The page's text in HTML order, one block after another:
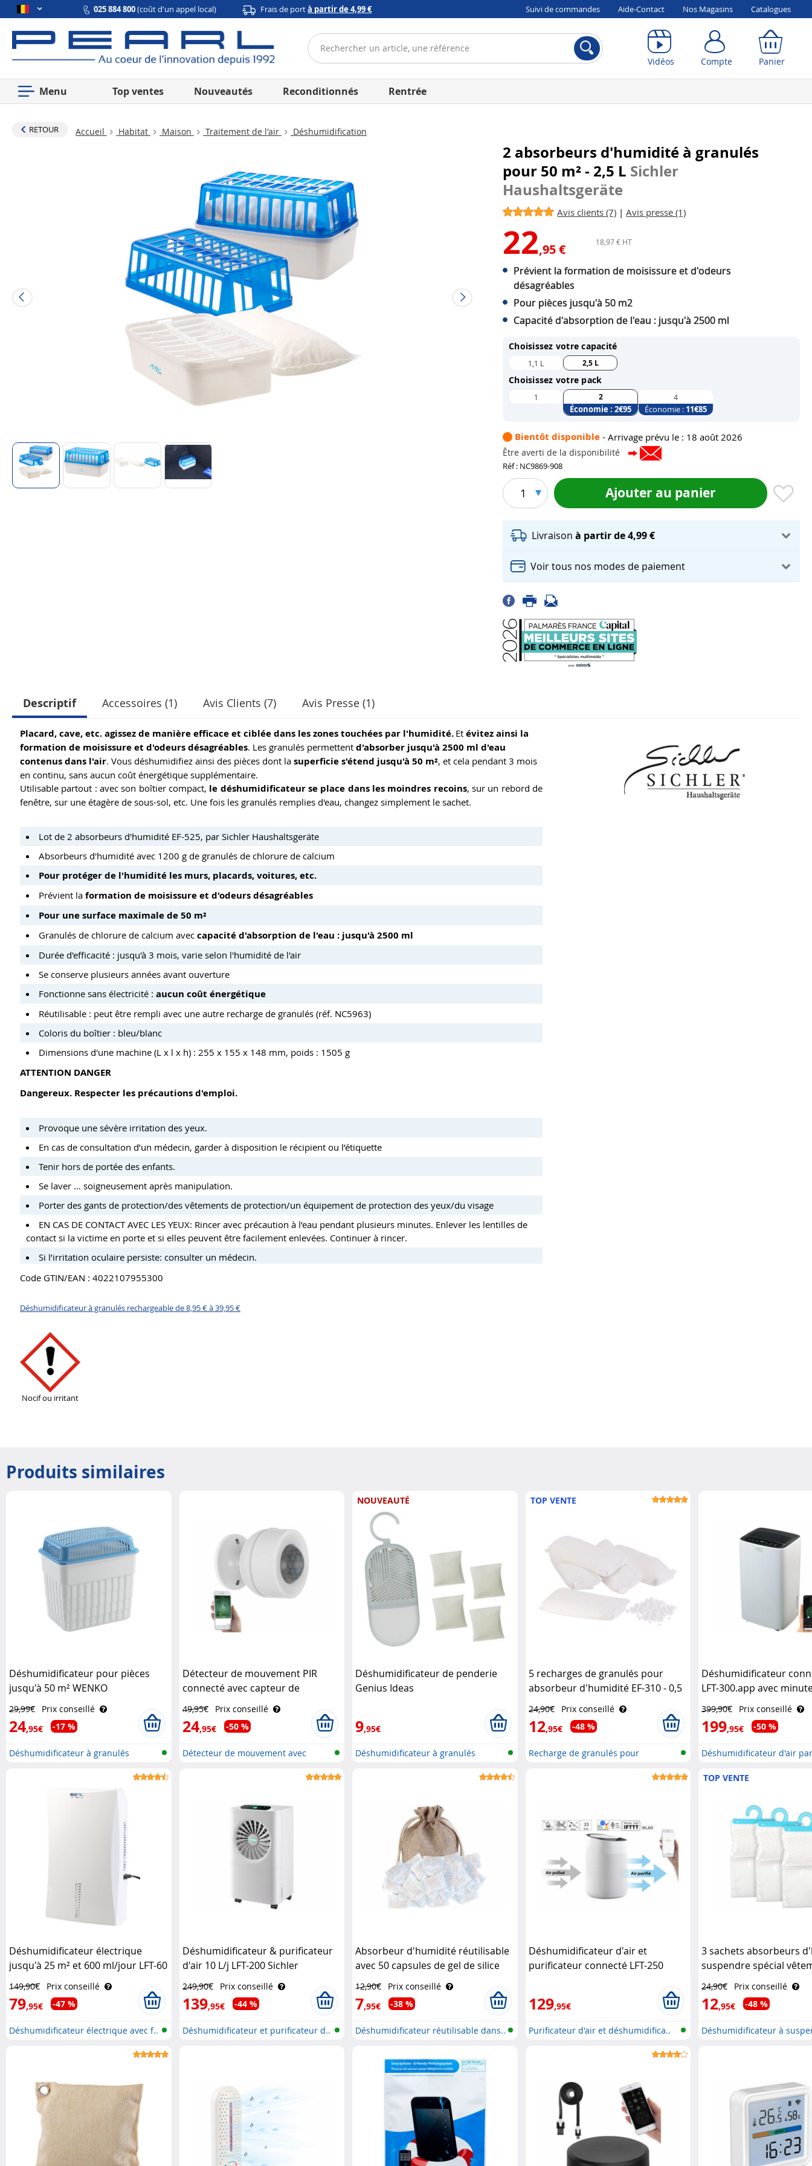
025 884 800(coût d'un appel local) Frais de portà partir de 4,99 € Suivi de commandes Aide-Contact Nos Magasins Catalogues
Vidéos Compte Panier
Menu Top ventes Nouveautés Reconditionnés Rentrée
RETOUR Accueil Habitat Maison Traitement de l'air Déshumidification
2 absorbeurs d'humidité à granulés
pour 50 m² - 2,5 L Sichler
Haushaltsgeräte
Avis clients (7) |Avis presse (1)
22,95 € 18,97 € HT
Prévient la formation de moisissure et d'odeurs
désagréables
Pour pièces jusqu'à 50 m2
Capacité d'absorption de l'eau : jusqu'à 2500 ml
Choisissez votre capacité
1,1 L 2,5 L
Choisissez votre pack
1 2
Économie : 2€95
4
Économie : 11€85
Bientôt disponible - Arrivage prévu le : 18 août 2026
Être averti de la disponibilité
Réf : NC9869-908
1 Ajouter au panier
Livraisonà partir de 4,99 €
Voir tous nos modes de paiement
Descriptif Accessoires (1) Avis Clients (7) Avis Presse (1)
Placard, cave, etc. agissez de manière efficace et ciblée dans les zones touchées par l'humidité. Et évitez ainsi la
formation de moisissure et d'odeurs désagréables. Les granulés permettent d'absorber jusqu'à 2500 ml d'eau
contenus dans l'air. Vous déshumidifiez ainsi des pièces dont la superficie s'étend jusqu'à 50 m², et cela pendant 3 mois
en continu, sans aucun coût énergétique supplémentaire.
Utilisable partout : avec son boîtier compact, le déshumidificateur se place dans les moindres recoins, sur un rebord de
fenêtre, sur une étagère de sous-sol, etc. Une fois les granulés remplies d'eau, changez simplement le sachet.
Lot de 2 absorbeurs d'humidité EF-525, par Sichler Haushaltsgeräte
Absorbeurs d'humidité avec 1200 g de granulés de chlorure de calcium
Pour protéger de l'humidité les murs, placards, voitures, etc.
Prévient la formation de moisissure et d'odeurs désagréables
Pour une surface maximale de 50 m²
Granulés de chlorure de calcium avec capacité d'absorption de l'eau : jusqu'à 2500 ml
Durée d'efficacité : jusqu'à 3 mois, varie selon l'humidité de l'air
Se conserve plusieurs années avant ouverture
Fonctionne sans électricité : aucun coût énergétique
Réutilisable : peut être rempli avec une autre recharge de granulés (réf. NC5963)
Coloris du boîtier : bleu/blanc
Dimensions d'une machine (L x l x h) : 255 x 155 x 148 mm, poids : 1505 g
ATTENTION DANGER
Dangereux. Respecter les précautions d'emploi.
Provoque une sévère irritation des yeux.
En cas de consultation d’un médecin, garder à disposition le récipient ou l’étiquette
Tenir hors de portée des enfants.
Se laver … soigneusement après manipulation.
Porter des gants de protection/des vêtements de protection/un équipement de protection des yeux/du visage
EN CAS DE CONTACT AVEC LES YEUX: Rincer avec précaution à l’eau pendant plusieurs minutes. Enlever les lentilles de
contact si la victime en porte et si elles peuvent être facilement enlevées. Continuer à rincer.
Si l’irritation oculaire persiste: consulter un médecin.
Code GTIN/EAN : 4022107955300
Déshumidificateur à granulés rechargeable de 8,95 € à 39,95 €
Nocif ou irritant
Produits similaires
Déshumidificateur pour pièces
jusqu'à 50 m² WENKO
29,99€ Prix conseillé
24,95€ -17 %
Déshumidificateur à granulés
Détecteur de mouvement PIR
connecté avec capteur de
température et d'humidité
Luminea Home Control
49,95€ Prix conseillé
24,95€ -50 %
Détecteur de mouvement avec
NOUVEAUTÉ
Déshumidificateur de penderie
Genius Ideas
9,95€
Déshumidificateur à granulés
TOP VENTE
5 recharges de granulés pour
absorbeur d'humidité EF-310 - 0,5
kg Sichler Haushaltsgeräte
24,90€ Prix conseillé
12,95€ -48 %
Recharge de granulés pour
Déshumidificateur
LFT-300.app avec
réservoir 2 L Sichler
Haushaltsgeräte
399,90€ Prix conseillé
199,95€ -50 %
Déshumidificateur d'air
Déshumidificateur électrique
jusqu'à 25 m² et 600 ml/jour LFT-60
Sichler Haushaltsgeräte
149,90€ Prix conseillé
79,95€ -47 %
Déshumidificateur électrique avec f..
Déshumidificateur & purificateur
d'air 10 L/j LFT-200 Sichler
Haushaltsgeräte
249,90€ Prix conseillé
139,95€ -44 %
Déshumidificateur et purificateur d..
Absorbeur d'humidité réutilisable
avec 50 capsules de gel de silice
5 g Sichler Haushaltsgeräte
12,90€ Prix conseillé
7,95€ -38 %
Déshumidificateur réutilisable dans..
Déshumidificateur d'air et
purificateur connecté LFT-250
129,95€
Purificateur d'air et déshumidifica..
TOP VENTE
3 sachets absorbeurs
suspendre spécial
Sichler Haushaltsgeräte
24,90€ Prix conseillé
12,95€ -48 %
Déshumidificateur à
Compte Panier